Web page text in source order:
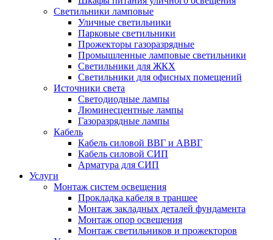
Светильники ламповые
Уличные светильники
Парковые светильники
Прожекторы газоразрядные
Промышленные ламповые светильники
Светильники для ЖКХ
Светильники для офисных помещений
Источники света
Светодиодные лампы
Люминесцентные лампы
Газоразрядные лампы
Кабель
Кабель силовой ВВГ и АВВГ
Кабель силовой СИП
Арматура для СИП
Услуги
Монтаж систем освещения
Прокладка кабеля в траншее
Монтаж закладных деталей фундамента
Монтаж опор освещения
Монтаж светильников и прожекторов